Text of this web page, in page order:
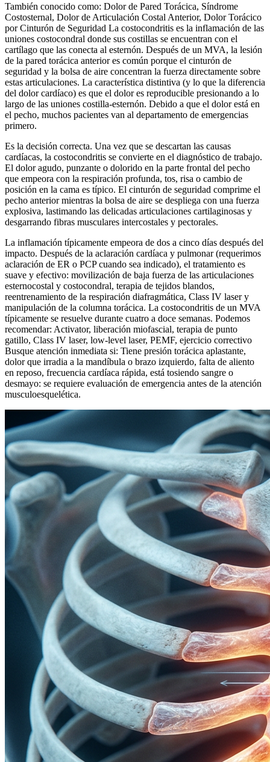
También conocido como: Dolor de Pared Torácica, Síndrome
Costosternal, Dolor de Articulación Costal Anterior, Dolor Torácico
por Cinturón de Seguridad La costocondritis es la inflamación de las
uniones costocondral donde sus costillas se encuentran con el
cartílago que las conecta al esternón. Después de un MVA, la lesión
de la pared torácica anterior es común porque el cinturón de
seguridad y la bolsa de aire concentran la fuerza directamente sobre
estas articulaciones. La característica distintiva (y lo que la diferencia
del dolor cardíaco) es que el dolor es reproducible presionando a lo
largo de las uniones costilla-esternón. Debido a que el dolor está en
el pecho, muchos pacientes van al departamento de emergencias
primero.
Es la decisión correcta. Una vez que se descartan las causas
cardíacas, la costocondritis se convierte en el diagnóstico de trabajo.
El dolor agudo, punzante o dolorido en la parte frontal del pecho
que empeora con la respiración profunda, tos, risa o cambio de
posición en la cama es típico. El cinturón de seguridad comprime el
pecho anterior mientras la bolsa de aire se despliega con una fuerza
explosiva, lastimando las delicadas articulaciones cartilaginosas y
desgarrando fibras musculares intercostales y pectorales.
La inflamación típicamente empeora de dos a cinco días después del
impacto. Después de la aclaración cardíaca y pulmonar (requerimos
aclaración de ER o PCP cuando sea indicado), el tratamiento es
suave y efectivo: movilización de baja fuerza de las articulaciones
esternocostal y costocondral, terapia de tejidos blandos,
reentrenamiento de la respiración diafragmática, Class IV laser y
manipulación de la columna torácica. La costocondritis de un MVA
típicamente se resuelve durante cuatro a doce semanas. Podemos
recomendar: Activator, liberación miofascial, terapia de punto
gatillo, Class IV laser, low-level laser, PEMF, ejercicio correctivo
Busque atención inmediata si: Tiene presión torácica aplastante,
dolor que irradia a la mandíbula o brazo izquierdo, falta de aliento
en reposo, frecuencia cardíaca rápida, está tosiendo sangre o
desmayo: se requiere evaluación de emergencia antes de la atención
musculoesquelética.